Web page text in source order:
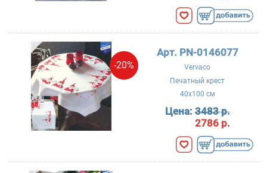
-20%
Арт. PN-0146077
Vervaco
Печатный крест
40x100 см
Цена:3483 р.
2786 р.